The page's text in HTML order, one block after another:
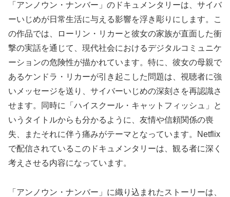
「アンノウン・ナンバー」のドキュメンタリーは、サイバ
ーいじめが日常生活に与える影響を浮き彫りにします。こ
の作品では、ローリン・リカーと彼女の家族が直面した衝
撃の実話を通じて、現代社会におけるデジタルコミュニケ
ーションの危険性が描かれています。特に、彼女の母親で
あるケンドラ・リカーが引き起こした問題は、視聴者に強
いメッセージを送り、サイバーいじめの深刻さを再認識さ
せます。同時に「ハイスクール・キャットフィッシュ」と
いうタイトルからも分かるように、友情や信頼関係の喪
失、またそれに伴う痛みがテーマとなっています。Netflix
で配信されているこのドキュメンタリーは、観る者に深く
考えさせる内容になっています。
「アンノウン・ナンバー」に織り込まれたストーリーは、